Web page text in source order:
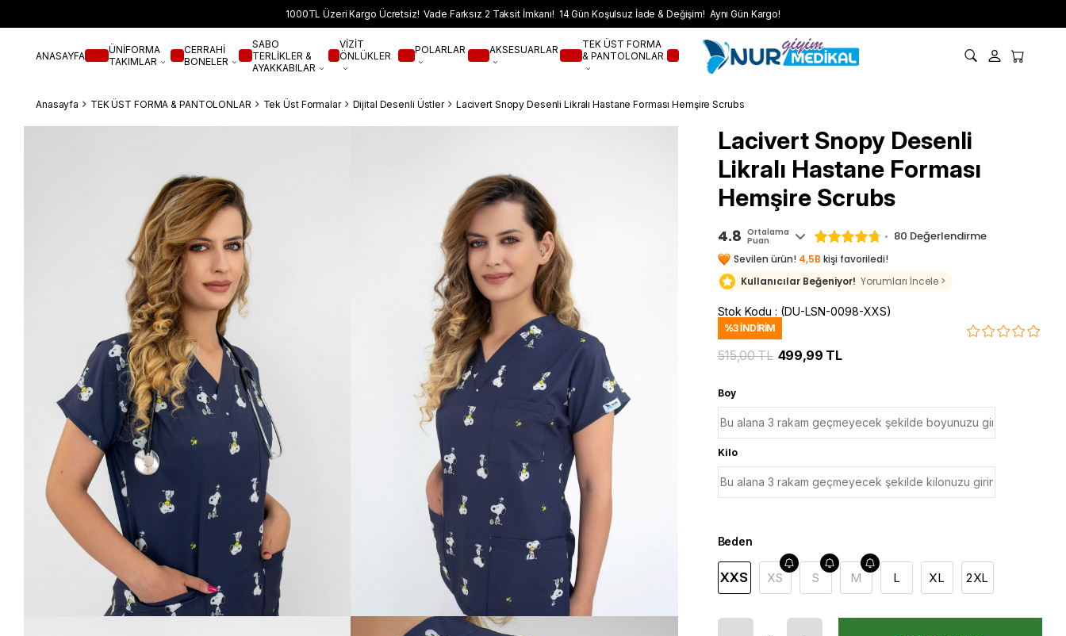
1000TL Üzeri Kargo Ücretsiz! Vade Farksız 2 Taksit İmkanı! 14 Gün Koşulsuz İade & Değişim! Aynı Gün Kargo!
ANASAYFA
ÜNİFORMA
TAKIMLAR
CERRAHİ
BONELER
SABO
TERLİKLER &
AYAKKABILAR
VİZİT
ÖNLÜKLER
POLARLAR AKSESUARLAR
TEK ÜST FORMA
& PANTOLONLAR
Anasayfa TEK ÜST FORMA & PANTOLONLAR Tek Üst Formalar Dijital Desenli Üstler Lacivert Snopy Desenli Likralı Hastane Forması Hemşire Scrubs
Lacivert Snopy Desenli
Likralı Hastane Forması
Hemşire Scrubs
4.8 Ortalama
Puan 80 Değerlendirme
Sevilen ürün! 4,5B kişi favoriledi!
Kullanıcılar Beğeniyor! Yorumları İncele >
Stok Kodu (DU-LSN-0098-XXS)
%3İNDIRIM
515,00 TL 499,99 TL
Boy
Kilo
Beden
XXS XS S M L XL 2XL